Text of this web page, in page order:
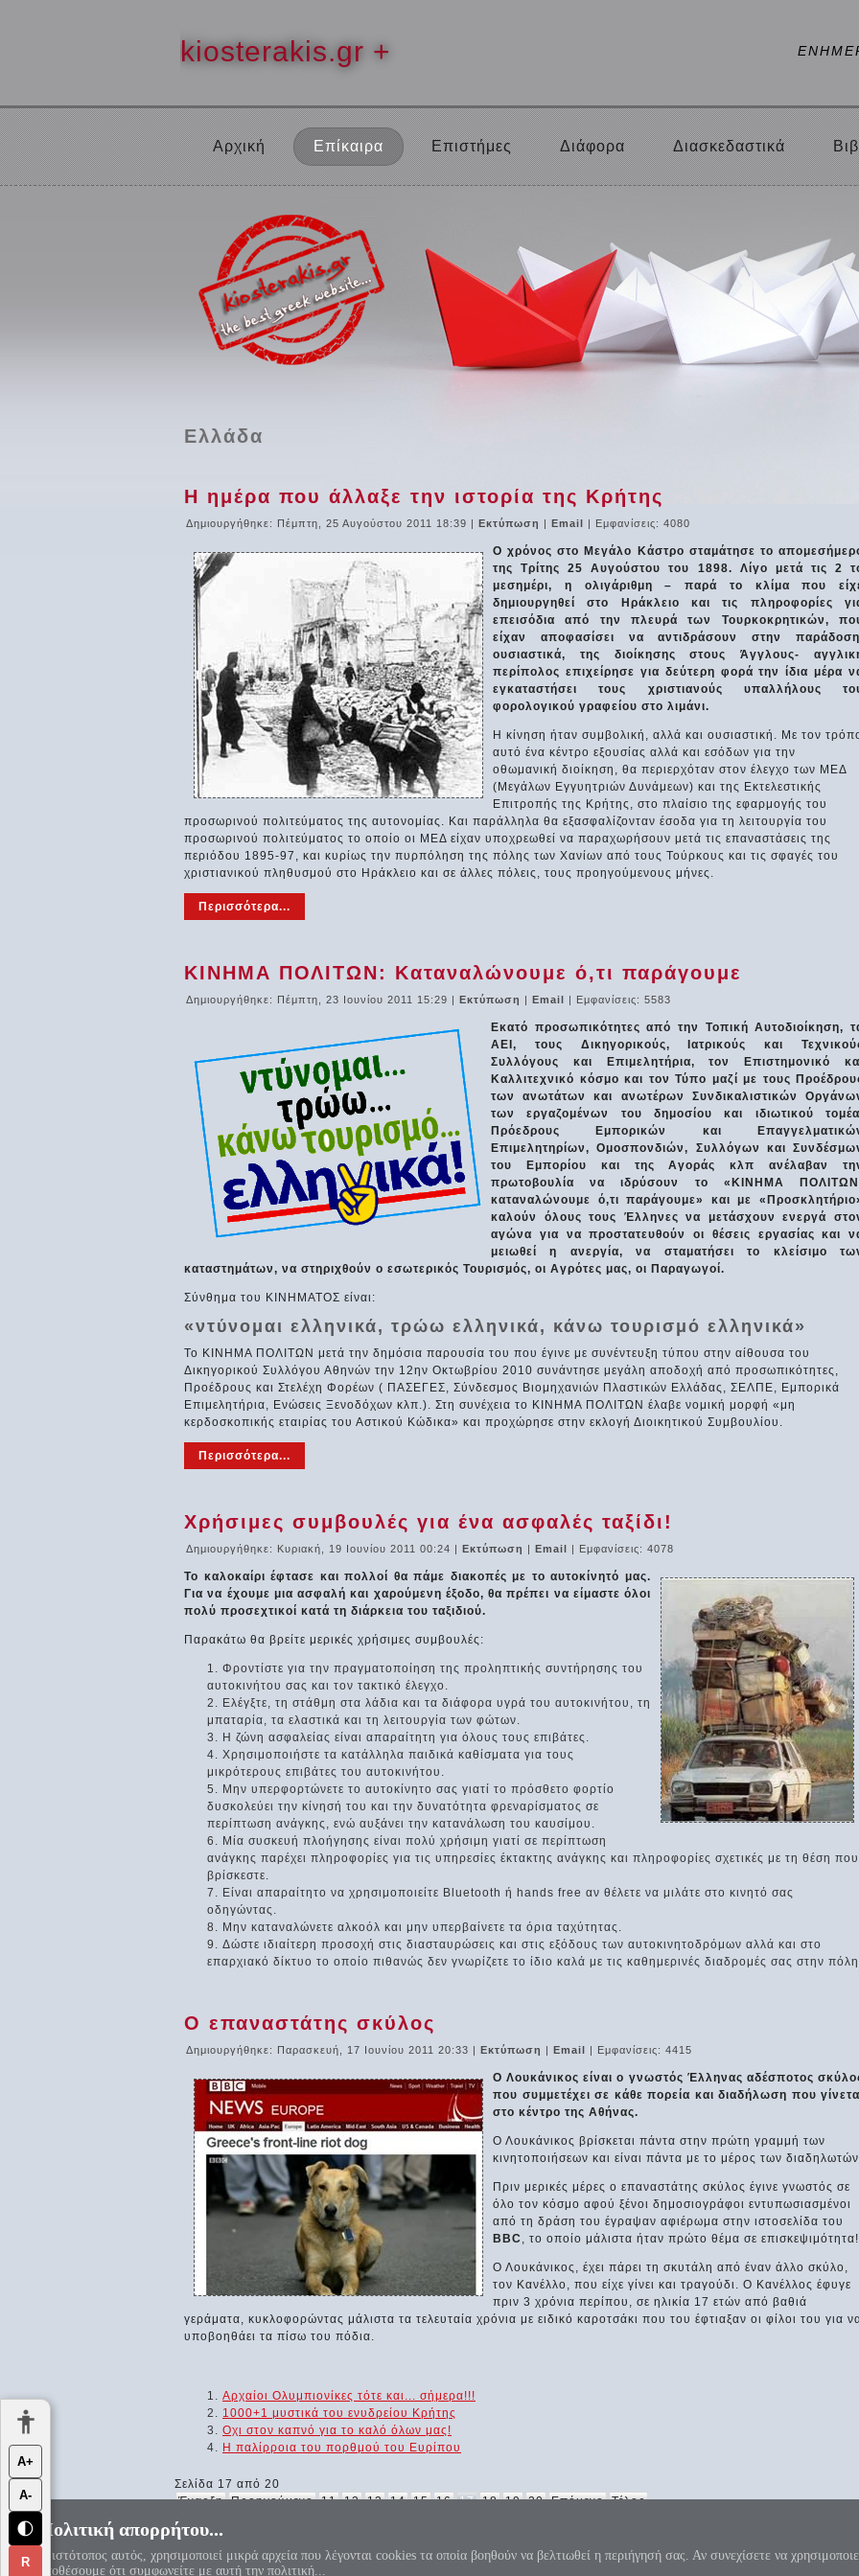
kiosterakis.gr +
Αρχική Επίκαιρα Επιστήμες Διάφορα Διασκεδαστικά
Ελλάδα
Η ημέρα που άλλαξε την ιστορία της Κρήτης
Δημιουργήθηκε: Πέμπτη, 25 Αυγούστου 2011 18:39 | Εκτύπωση | Email | Εμφανίσεις: 4080
Ο χρόνος στο Μεγάλο Κάστρο σταμάτησε το
της Τρίτης 25 Αυγούστου του 1898. Λίγο μετά τις 2
μεσημέρι, η ολιγάριθμη – παρά το κλίμα που
δημιουργηθεί στο Ηράκλειο και τις πληροφορίες
επεισόδια από την πλευρά των Τουρκοκρητικών,
είχαν αποφασίσει να αντιδράσουν στην
ουσιαστικά, της διοίκησης στους Άγγλους-
περίπολος επιχείρησε για δεύτερη φορά την ίδια μέρα
εγκαταστήσει τους χριστιανούς υπαλλήλους
φορολογικού γραφείου στο λιμάνι.
Η κίνηση ήταν συμβολική, αλλά και ουσιαστική. Με τον
αυτό ένα κέντρο εξουσίας αλλά και εσόδων για την
οθωμανική διοίκηση, θα περιερχόταν στον έλεγχο των ΜΕΔ
(Μεγάλων Εγγυητριών Δυνάμεων) και της Εκτελεστικής
Επιτροπής της Κρήτης, στο πλαίσιο της εφαρμογής του
προσωρινού πολιτεύματος της αυτονομίας. Και παράλληλα θα εξασφαλίζονταν έσοδα για τη λειτουργία του
προσωρινού πολιτεύματος το οποίο οι ΜΕΔ είχαν υποχρεωθεί να παραχωρήσουν μετά τις επαναστάσεις της
περιόδου 1895-97, και κυρίως την πυρπόληση της πόλης των Χανίων από τους Τούρκους και τις σφαγές του
χριστιανικού πληθυσμού στο Ηράκλειο και σε άλλες πόλεις, τους προηγούμενους μήνες.
Περισσότερα...
ΚΙΝΗΜΑ ΠΟΛΙΤΩΝ: Καταναλώνουμε ό,τι παράγουμε
Δημιουργήθηκε: Πέμπτη, 23 Ιουνίου 2011 15:29 | Εκτύπωση | Email | Εμφανίσεις: 5583
Εκατό προσωπικότητες από την Τοπική Αυτοδιοίκηση,
ΑΕΙ, τους Δικηγορικούς, Ιατρικούς και
Συλλόγους και Επιμελητήρια, τον Επιστημονικό
Καλλιτεχνικό κόσμο και τον Τύπο μαζί με τους
των ανωτάτων και ανωτέρων Συνδικαλιστικών
των εργαζομένων του δημοσίου και ιδιωτικού
Πρόεδρους Εμπορικών και
Επιμελητηρίων, Ομοσπονδιών, Συλλόγων και
του Εμπορίου και της Αγοράς κλπ ανέλαβαν
πρωτοβουλία να ιδρύσουν το «ΚΙΝΗΜΑ
καταναλώνουμε ό,τι παράγουμε» και με
καλούν όλους τους Έλληνες να μετάσχουν ενεργά
αγώνα για να προστατευθούν οι θέσεις εργασίας και
μειωθεί η ανεργία, να σταματήσει το κλείσιμο
καταστημάτων, να στηριχθούν ο εσωτερικός Τουρισμός, οι Αγρότες μας, οι Παραγωγοί.
Σύνθημα του ΚΙΝΗΜΑΤΟΣ είναι:
«ντύνομαι ελληνικά, τρώω ελληνικά, κάνω τουρισμό ελληνικά»
Το ΚΙΝΗΜΑ ΠΟΛΙΤΩΝ μετά την δημόσια παρουσία του που έγινε με συνέντευξη τύπου στην αίθουσα του
Δικηγορικού Συλλόγου Αθηνών την 12ην Οκτωβρίου 2010 συνάντησε μεγάλη αποδοχή από προσωπικότητες,
Προέδρους και Στελέχη Φορέων ( ΠΑΣΕΓΕΣ, Σύνδεσμος Βιομηχανιών Πλαστικών Ελλάδας, ΣΕΛΠΕ, Εμπορικά
Επιμελητήρια, Ενώσεις Ξενοδόχων κλπ.). Στη συνέχεια το ΚΙΝΗΜΑ ΠΟΛΙΤΩΝ έλαβε νομική μορφή «μη
κερδοσκοπικής εταιρίας του Αστικού Κώδικα» και προχώρησε στην εκλογή Διοικητικού Συμβουλίου.
Περισσότερα...
Χρήσιμες συμβουλές για ένα ασφαλές ταξίδι!
Δημιουργήθηκε: Κυριακή, 19 Ιουνίου 2011 00:24 | Εκτύπωση | Email | Εμφανίσεις: 4078
Το καλοκαίρι έφτασε και πολλοί θα πάμε διακοπές με το αυτοκίνητό μας.
Για να έχουμε μια ασφαλή και χαρούμενη έξοδο, θα πρέπει να είμαστε όλοι
πολύ προσεχτικοί κατά τη διάρκεια του ταξιδιού.
Παρακάτω θα βρείτε μερικές χρήσιμες συμβουλές:
Φροντίστε για την πραγματοποίηση της προληπτικής συντήρησης του
αυτοκινήτου σας και τον τακτικό έλεγχο.
Ελέγξτε, τη στάθμη στα λάδια και τα διάφορα υγρά του αυτοκινήτου, τη
μπαταρία, τα ελαστικά και τη λειτουργία των φώτων.
Η ζώνη ασφαλείας είναι απαραίτητη για όλους τους επιβάτες.
Χρησιμοποιήστε τα κατάλληλα παιδικά καθίσματα για τους
μικρότερους επιβάτες του αυτοκινήτου.
Μην υπερφορτώνετε το αυτοκίνητο σας γιατί το πρόσθετο φορτίο
δυσκολεύει την κίνησή του και την δυνατότητα φρεναρίσματος σε
περίπτωση ανάγκης, ενώ αυξάνει την κατανάλωση του καυσίμου.
Μία συσκευή πλοήγησης είναι πολύ χρήσιμη γιατί σε περίπτωση
ανάγκης παρέχει πληροφορίες για τις υπηρεσίες έκτακτης ανάγκης και πληροφορίες σχετικές με τη θέση που
βρίσκεστε.
Είναι απαραίτητο να χρησιμοποιείτε Bluetooth ή hands free αν θέλετε να μιλάτε στο κινητό σας
οδηγώντας.
Μην καταναλώνετε αλκοόλ και μην υπερβαίνετε τα όρια ταχύτητας.
Δώστε ιδιαίτερη προσοχή στις διασταυρώσεις και στις εξόδους των αυτοκινητοδρόμων αλλά και στο
επαρχιακό δίκτυο το οποίο πιθανώς δεν γνωρίζετε το ίδιο καλά με τις καθημερινές διαδρομές σας στην
Ο επαναστάτης σκύλος
Δημιουργήθηκε: Παρασκευή, 17 Ιουνίου 2011 20:33 | Εκτύπωση | Email | Εμφανίσεις: 4415
Ο Λουκάνικος είναι ο γνωστός Έλληνας αδέσποτος
που συμμετέχει σε κάθε πορεία και διαδήλωση που
στο κέντρο της Αθήνας.
Ο Λουκάνικος βρίσκεται πάντα στην πρώτη γραμμή των
κινητοποιήσεων και είναι πάντα με το μέρος των
Πριν μερικές μέρες ο επαναστάτης σκύλος έγινε γνωστός σε
όλο τον κόσμο αφού ξένοι δημοσιογράφοι εντυπωσιασμένοι
από τη δράση του έγραψαν αφιέρωμα στην ιστοσελίδα του
BBC , το οποίο μάλιστα ήταν πρώτο θέμα σε επισκεψιμότητα!
Ο Λουκάνικος, έχει πάρει τη σκυτάλη από έναν άλλο σκύλο,
τον Κανέλλο, που είχε γίνει και τραγούδι. Ο Κανέλλος έφυγε
πριν 3 χρόνια περίπου, σε ηλικία 17 ετών από βαθιά
γεράματα, κυκλοφορώντας μάλιστα τα τελευταία χρόνια με ειδικό καροτσάκι που του έφτιαξαν οι φίλοι του για
υποβοηθάει τα πίσω του πόδια.
Αρχαίοι Ολυμπιονίκες τότε και... σήμερα!!!
1000+1 μυστικά του ενυδρείου Κρήτης
Οχι στον καπνό για το καλό όλων μας!
Η παλίρροια του πορθμού του Ευρίπου
Σελίδα 17 από 20
Έναρξη Προηγούμενο 11 12 13 14 15 16 17 18 19 20 Επόμενο Τέλος
π=3.1415926535897932384626...
Πολιτική απορρήτου
Πολιτική απορρήτου...
Ο ιστότοπος αυτός, χρησιμοποιεί μικρά αρχεία που λέγονται cookies τα οποία βοηθούν να βελτιωθεί η περιήγησή σας. Αν συνεχίσετε να
υποθέσουμε ότι συμφωνείτε με αυτή την πολιτική...
Α+
Α-
🌓
R